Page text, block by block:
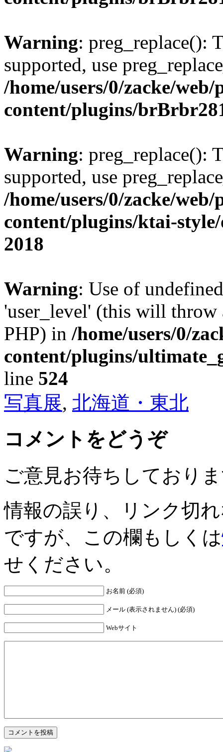
Warning: preg_replace():
supported, use
/home/users/0/zacke/
content/plugins/
Warning: preg_replace():
supported, use
/home/users/0/zacke/
content/plugins/ktai-
2018
Warning: Use of
'user_level' (this will
PHP) in /home/users/0/
content/plugins/
line 524
写真展, 北海道・東北
コメントをどうぞ
ご意見お待ちしており
情報の誤り、リンク切
ですが、この欄もしくは
せください。
お名前 (必須)
メール (表示されません) (必須)
Webサイト